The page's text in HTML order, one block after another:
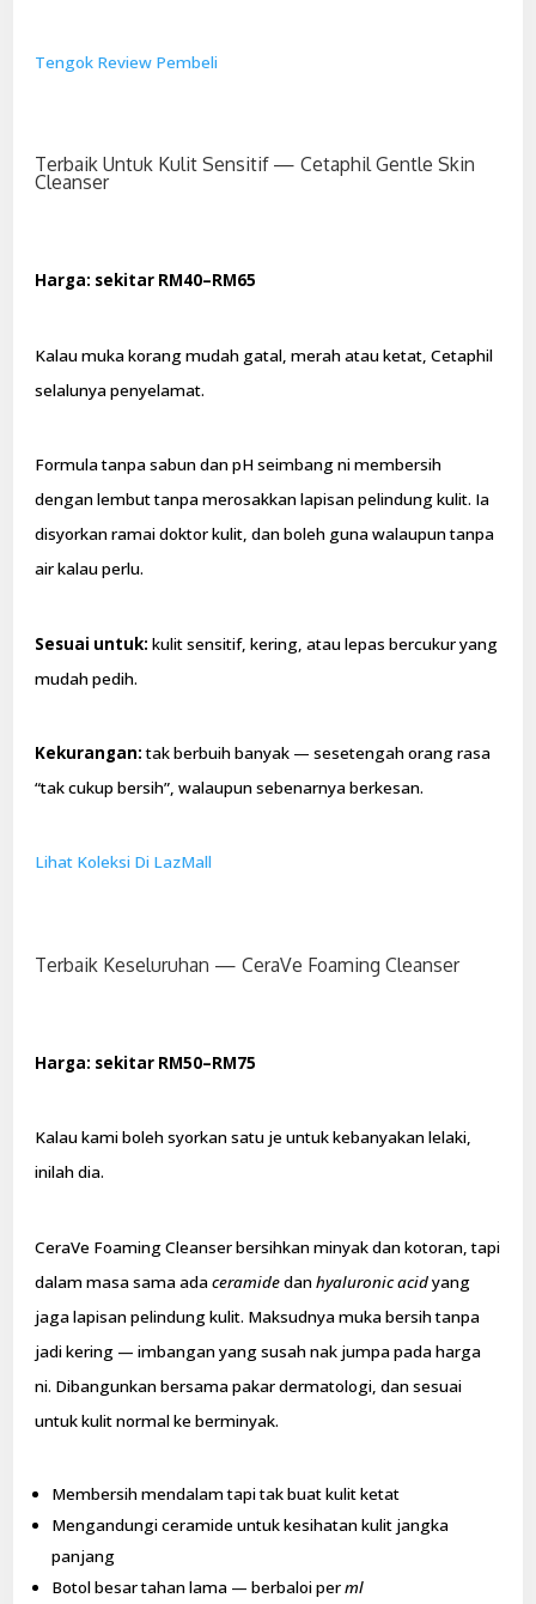
Tengok Review Pembeli
Terbaik Untuk Kulit Sensitif — Cetaphil Gentle Skin
Cleanser
Harga: sekitar RM40–RM65
Kalau muka korang mudah gatal, merah atau ketat, Cetaphil
selalunya penyelamat.
Formula tanpa sabun dan pH seimbang ni membersih
dengan lembut tanpa merosakkan lapisan pelindung kulit. Ia
disyorkan ramai doktor kulit, dan boleh guna walaupun tanpa
air kalau perlu.
Sesuai untuk: kulit sensitif, kering, atau lepas bercukur yang
mudah pedih.
Kekurangan:tak berbuih banyak — sesetengah orang rasa
“tak cukup bersih”, walaupun sebenarnya berkesan.
Lihat Koleksi Di LazMall
Terbaik Keseluruhan — CeraVe Foaming Cleanser
Harga: sekitar RM50–RM75
Kalau kami boleh syorkan satu je untuk kebanyakan lelaki,
inilah dia.
CeraVe Foaming Cleanser bersihkan minyak dan kotoran, tapi
dalam masa sama adaceramidedanhyaluronic acidyang
jaga lapisan pelindung kulit. Maksudnya muka bersih tanpa
jadi kering — imbangan yang susah nak jumpa pada harga
ni. Dibangunkan bersama pakar dermatologi, dan sesuai
untuk kulit normal ke berminyak.
Membersih mendalam tapi tak buat kulit ketat
Mengandungi ceramide untuk kesihatan kulit jangka
panjang
Botol besar tahan lama — berbaloi perml